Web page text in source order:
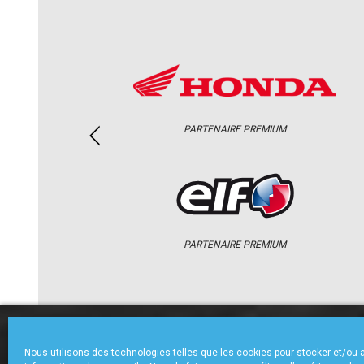
Nous utilisons des technologies telles que les cookies pour stocker et/ou
PARTENAIRE PREMIUM
PARTENAIRE PREMIUM
ACCUEIL CHAMPIONNAT